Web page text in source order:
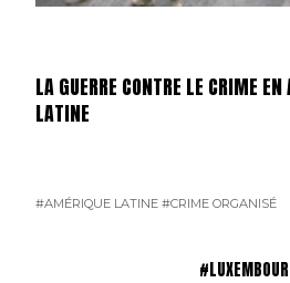
LA GUERRE CONTRE LE CRIME EN
LATINE
#AMÉRIQUE LATINE #CRIME ORGANISÉ